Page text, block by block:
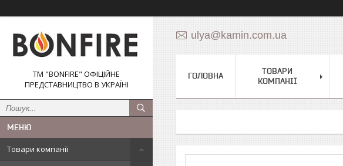
ТМ "BONFIRE" ОФІЦІЙНЕ
ПРЕДСТАВНИЦТВО В УКРАЇНІ
Товари компанії
ulya@kamin.com.ua
ГОЛОВНА
ТОВАРИ
КОМПАНІЇ